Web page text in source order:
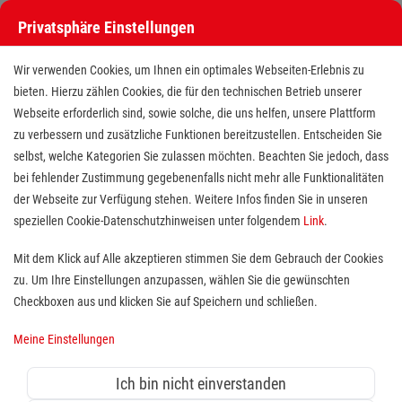
Pflegefachassistenz /
Altenpflegehelfer (m/w/d)
Standort(e):Travemünde
Lübeck-Travemünde ist eine Pflegeeinrichtung mit drei
Wohnbereichen und 98 Plätzen in der vollstationären
Versorgung, davon 35 Plätze in der
Privatsphäre Einstellungen
Wir verwenden Cookies, um Ihnen ein optimales Webseiten-Erlebnis zu
bieten. Hierzu zählen Cookies, die für den technischen Betrieb unserer
Webseite erforderlich sind, sowie solche, die uns helfen, unsere Plattform
zu verbessern und zusätzliche Funktionen bereitzustellen. Entscheiden Sie
selbst, welche Kategorien Sie zulassen möchten. Beachten Sie jedoch, dass
bei fehlender Zustimmung gegebenenfalls nicht mehr alle Funktionalitäten
der Webseite zur Verfügung stehen. Weitere Infos finden Sie in unseren
speziellen Cookie-Datenschutzhinweisen unter folgendem Link.
Mit dem Klick auf Alle akzeptieren stimmen Sie dem Gebrauch der Cookies
zu. Um Ihre Einstellungen anzupassen, wählen Sie die gewünschten
Checkboxen aus und klicken Sie auf Speichern und schließen.
Meine Einstellungen
Ich bin nicht einverstanden